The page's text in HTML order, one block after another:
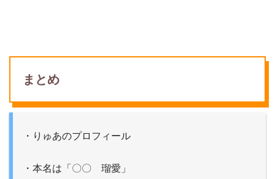
まとめ
・りゅあのプロフィール
・本名は「〇〇 瑠愛」